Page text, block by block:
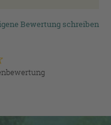
Bewertung schreiben